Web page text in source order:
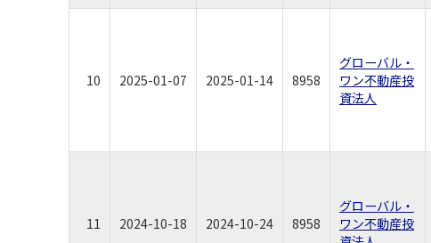
10 2025-01-07 2025-01-14 8958
グローバル・
ワン不動産投
資法人
11 2024-10-18 2024-10-24 8958
グローバル・
ワン不動産投